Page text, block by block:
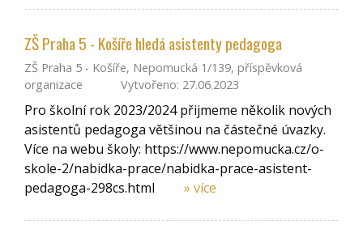
ZŠ Praha 5 - Košíře hledá asistenty pedagoga
ZŠ Praha 5 - Košíře, Nepomucká 1/139, příspěvková
organizace
Vytvořeno: 27.06.2023
Pro školní rok 2023/2024 přijmeme několik nových
asistentů pedagoga většinou na částečné úvazky.
Více na webu školy: https://www.nepomucka.cz/o-
skole-2/nabidka-prace/nabidka-prace-asistent-
pedagoga-298cs.html
» více